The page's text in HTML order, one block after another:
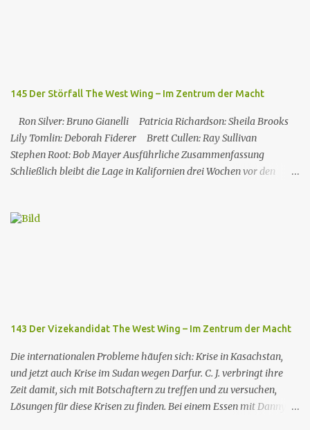
145 Der Störfall The West Wing – Im Zentrum der Macht
Ron Silver: Bruno Gianelli Patricia Richardson: Sheila Brooks
Lily Tomlin: Deborah Fiderer Brett Cullen: Ray Sullivan
Stephen Root: Bob Mayer Ausführliche Zusammenfassung
Schließlich bleibt die Lage in Kalifornien drei Wochen vor den
für die Atomindustrie in der Vergangenheit verunsichert. Die
Donna und Josh von den Ergebnissen erfahren, küssen sie sich in
einem Moment der Gemeinsamkeit; kurz darauf wissen beide
nicht, wie sie mit dieser spontanen Bewegung umgehen s...
143 Der Vizekandidat The West Wing – Im Zentrum der Macht
Die internationalen Probleme häufen sich: Krise in Kasachstan,
und jetzt auch Krise im Sudan wegen Darfur. C. J. verbringt ihre
Zeit damit, sich mit Botschaftern zu treffen und zu versuchen,
Lösungen für diese Krisen zu finden. Bei einem Essen mit Danny